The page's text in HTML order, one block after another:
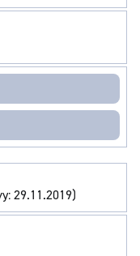
29.11.2019)